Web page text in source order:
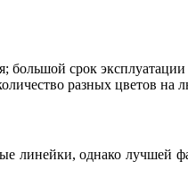
срок
разных цветов на
линейки, однако лучшей